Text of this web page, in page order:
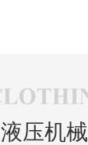
液压机械